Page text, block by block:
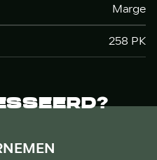
Marge
258 PK